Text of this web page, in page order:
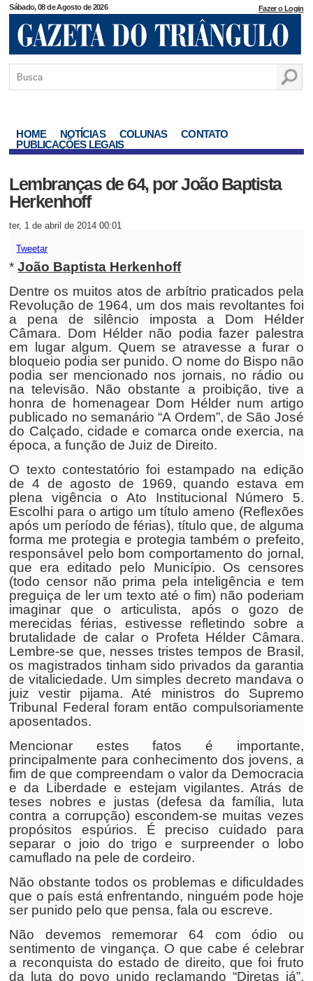
Sábado, 08 de Agosto de 2026 Fazer o Login
HOME NOTÍCIAS COLUNAS
CONTATO
PUBLICAÇÕES LEGAIS
Lembranças de 64, por João Baptista
Herkenhoff
ter, 1 de abril de 2014 00:01
Tweetar
*João Baptista Herkenhoff
Dentre os muitos atos de arbítrio praticados pela
Revolução de 1964, um dos mais revoltantes foi
a pena de silêncio imposta a Dom Hélder
Câmara. Dom Hélder não podia fazer palestra
em lugar algum. Quem se atravesse a furar o
bloqueio podia ser punido. O nome do Bispo não
podia ser mencionado nos jornais, no rádio ou
na televisão. Não obstante a proibição, tive a
honra de homenagear Dom Hélder num artigo
publicado no semanário “A Ordem”, de São José
do Calçado, cidade e comarca onde exercia, na
época, a função de Juiz de Direito.
O texto contestatório foi estampado na edição
de 4 de agosto de 1969, quando estava em
plena vigência o Ato Institucional Número 5.
Escolhi para o artigo um título ameno (Reflexões
após um período de férias), título que, de alguma
forma me protegia e protegia também o prefeito,
responsável pelo bom comportamento do jornal,
que era editado pelo Município. Os censores
(todo censor não prima pela inteligência e tem
preguiça de ler um texto até o fim) não poderiam
imaginar que o articulista, após o gozo de
merecidas férias, estivesse refletindo sobre a
brutalidade de calar o Profeta Hélder Câmara.
Lembre-se que, nesses tristes tempos de Brasil,
os magistrados tinham sido privados da garantia
de vitaliciedade. Um simples decreto mandava o
juiz vestir pijama. Até ministros do Supremo
Tribunal Federal foram então compulsoriamente
aposentados.
Mencionar estes fatos é importante,
principalmente para conhecimento dos jovens, a
fim de que compreendam o valor da Democracia
e da Liberdade e estejam vigilantes. Atrás de
teses nobres e justas (defesa da família, luta
contra a corrupção) escondem-se muitas vezes
propósitos espúrios. É preciso cuidado para
separar o joio do trigo e surpreender o lobo
camuflado na pele de cordeiro.
Não obstante todos os problemas e dificuldades
que o país está enfrentando, ninguém pode hoje
ser punido pelo que pensa, fala ou escreve.
Não devemos rememorar 64 com ódio ou
sentimento de vingança. O que cabe é celebrar
a reconquista do estado de direito, que foi fruto
da luta do povo unido reclamando “Diretas já”,